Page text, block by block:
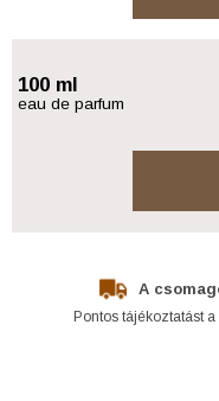
100 ml
eau de parfum
A
Pontos tájékoztatást